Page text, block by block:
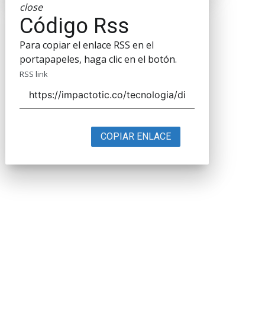
close
Código Rss
Para copiar el enlace RSS en el
portapapeles, haga clic en el botón.
RSS link
COPIAR ENLACE